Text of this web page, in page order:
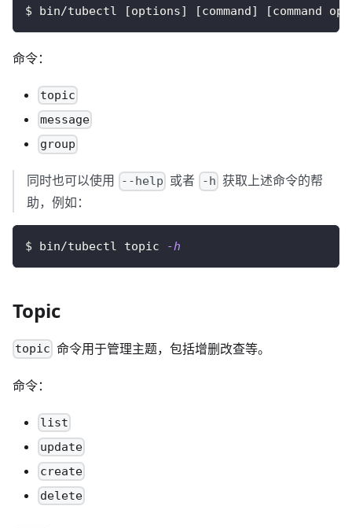
$ bin/tubectl [options] [command] [command
命令：
topic
message
group
同时也可以使用 --help 或者 -h 获取上述命令的帮
助，例如：
$ bin/tubectl topic -h
Topic
topic 命令用于管理主题，包括增删改查等。
命令：
list
update
create
delete